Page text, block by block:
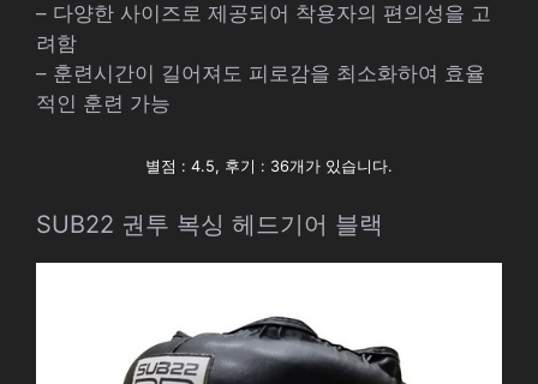
– 다양한 사이즈로 제공되어 착용자의 편의성을 고
려함
– 훈련시간이 길어져도 피로감을 최소화하여 효율
적인 훈련 가능
별점 : 4.5, 후기 : 36개가 있습니다.
SUB22 권투 복싱 헤드기어 블랙